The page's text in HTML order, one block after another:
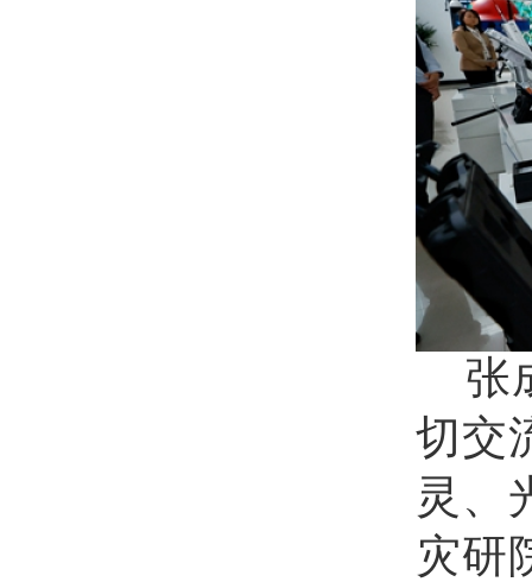
张
切交
灵、
灾研